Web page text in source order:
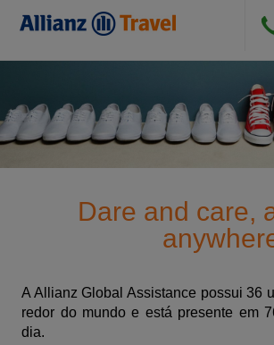
SEGURO VIAGEM
SEGURO VIAGEM TERRESTRE
CANCELAMENTO POR DIVERSAS
BLOG
COMPRA DE CÂMBIO
ATENDIMENTO
Dare and care,
A Allianz Global Assistance possui 36
redor do mundo e está presente em
dia.